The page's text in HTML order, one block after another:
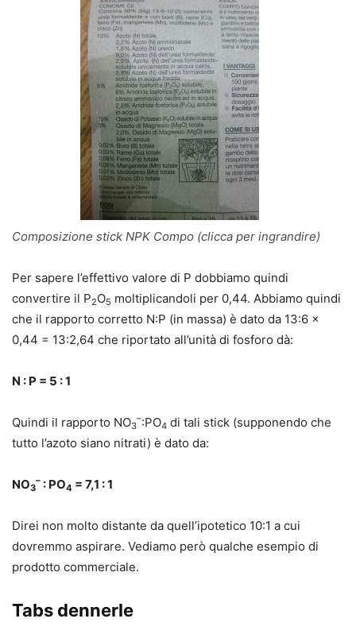
Composizione stick NPK Compo (clicca per ingrandire)
Per sapere l’effettivo valore di P dobbiamo quindi
convertire il P2O5 moltiplicandoli per 0,44. Abbiamo quindi
che il rapporto corretto N:P (in massa) è dato da 13:6 x
0,44 = 13:2,64 che riportato all’unità di fosforo dà:
N : P = 5 : 1
Quindi il rapporto NO3
–:PO4 di tali stick (supponendo che
tutto l’azoto siano nitrati) è dato da:
NO3
– : PO4 = 7,1 : 1
Direi non molto distante da quell’ipotetico 10:1 a cui
dovremmo aspirare. Vediamo però qualche esempio di
prodotto commerciale.
Tabs dennerle